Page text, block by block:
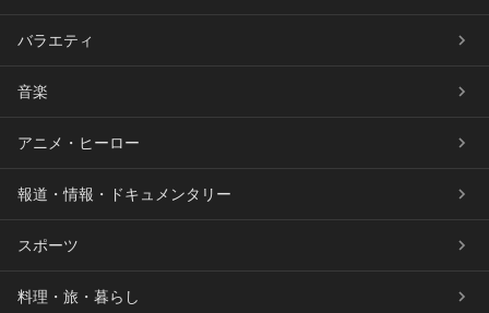
バラエティ
音楽
アニメ・ヒーロー
報道・情報・ドキュメンタリー
スポーツ
料理・旅・暮らし